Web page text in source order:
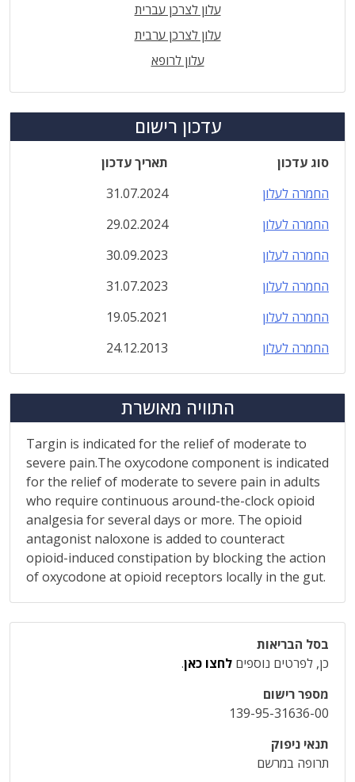
עלון לצרכן עברית
עלון לצרכן ערבית
עלון לרופא
עדכון רישום
סוג עדכון
תאריך עדכון
החמרה לעלון
31.07.2024
החמרה לעלון
29.02.2024
החמרה לעלון
30.09.2023
החמרה לעלון
31.07.2023
החמרה לעלון
19.05.2021
החמרה לעלון
24.12.2013
התוויה מאושרת
Targin is indicated for the relief of moderate to
severe pain.The oxycodone component is indicated
for the relief of moderate to severe pain in adults
who require continuous around-the-clock opioid
analgesia for several days or more. The opioid
antagonist naloxone is added to counteract
opioid-induced constipation by blocking the action
of oxycodone at opioid receptors locally in the gut.
בסל הבריאות
כן, לפרטים נוספים לחצו כאן.
מספר רישום
139-95-31636-00
תנאי ניפוק
תרופה במרשם